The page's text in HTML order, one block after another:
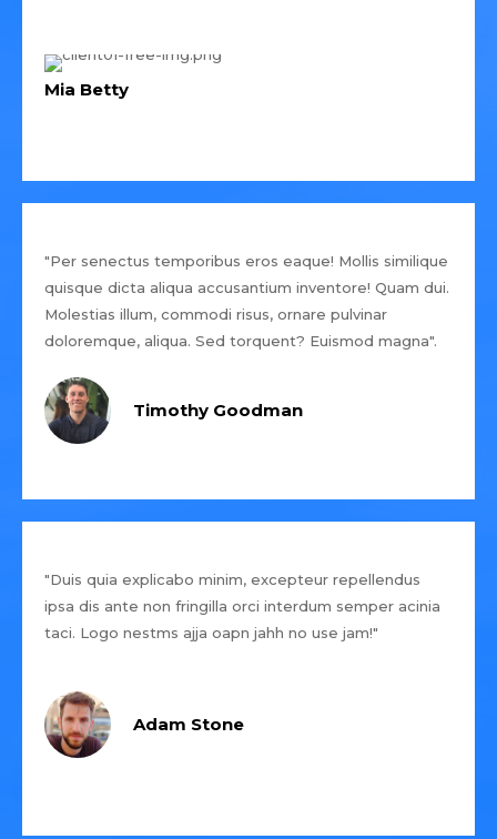
Mia Betty
"Per senectus temporibus eros eaque! Mollis similique
quisque dicta aliqua accusantium inventore! Quam dui.
Molestias illum, commodi risus, ornare pulvinar
doloremque, aliqua. Sed torquent? Euismod magna".
Timothy Goodman
"Duis quia explicabo minim, excepteur repellendus
ipsa dis ante non fringilla orci interdum semper acinia
taci. Logo nestms ajja oapn jahh no use jam!"
Adam Stone